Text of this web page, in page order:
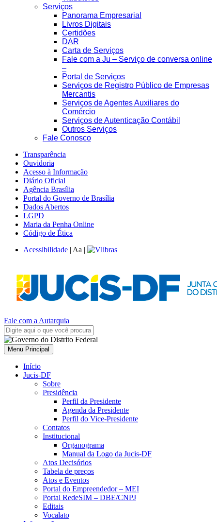
Serviços
Panorama Empresarial
Livros Digitais
Certidões
DAR
Carta de Serviços
Fale com a Ju – Serviço de conversa online
–
Portal de Serviços
Serviços de Registro Público de Empresas
Mercantis
Serviços de Agentes Auxiliares do
Comércio
Serviços de Autenticação Contábil
Outros Serviços
Fale Conosco
Transparência
Ouvidoria
Acesso à Informação
Diário Oficial
Agência Brasília
Portal do Governo de Brasília
Dados Abertos
LGPD
Maria da Penha Online
Código de Ética
Acessibilidade | Aa |
Fale com a Autarquia
Menu Principal
Início
Jucis-DF
Sobre
Presidência
Perfil da Presidente
Agenda da Presidente
Perfil do Vice-Presidente
Contatos
Institucional
Organograma
Manual da Logo da Jucis-DF
Atos Decisórios
Tabela de preços
Atos e Eventos
Portal do Empreendedor – MEI
Portal RedeSIM – DBE/CNPJ
Editais
Vocalato